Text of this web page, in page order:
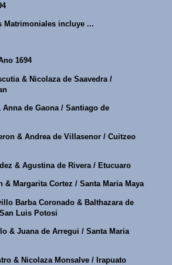
Matrimoniales incluye ...
1694
& Nicolaza de Saavedra /
de Gaona / Santiago de
& Andrea de Villasenor / Cuitzeo
& Agustina de Rivera / Etucuaro
& Margarita Cortez / Santa Maria Maya
Barba Coronado & Balthazara de
Luis Potosi
& Juana de Arregui / Santa Maria
& Nicolaza Monsalve / Irapuato